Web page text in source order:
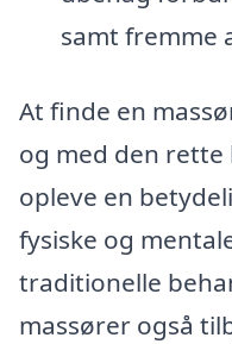
samt fremme
At finde en
og med den rette
opleve en
fysiske og
traditionelle
massører også